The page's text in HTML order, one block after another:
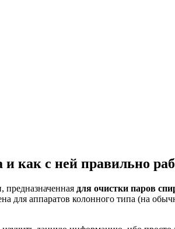
как с ней правильно
предназначенная для очистки паров
для аппаратов колонного типа (на